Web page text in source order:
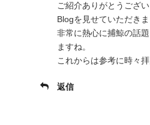
ご紹介ありがとうござい
Blogを見せていただきま
非常に熱心に捕鯨の話
ますね。
これからは参考に時々
返信